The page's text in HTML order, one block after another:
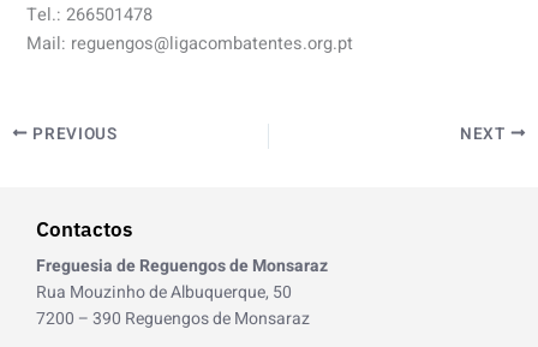
Tel.: 266501478
Mail: reguengos@ligacombatentes.org.pt
PREVIOUS NEXT
Contactos
Freguesia de Reguengos de Monsaraz
Rua Mouzinho de Albuquerque, 50
7200 – 390 Reguengos de Monsaraz